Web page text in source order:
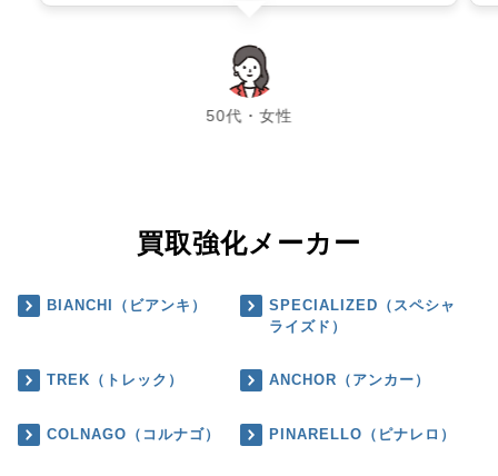
50代・女性
chevron_left chevron_right
買取強化メーカー
BIANCHI（ビアンキ）
SPECIALIZED（スペシャ
ライズド）
TREK（トレック） ANCHOR（アンカー）
COLNAGO（コルナゴ） PINARELLO（ピナレロ）